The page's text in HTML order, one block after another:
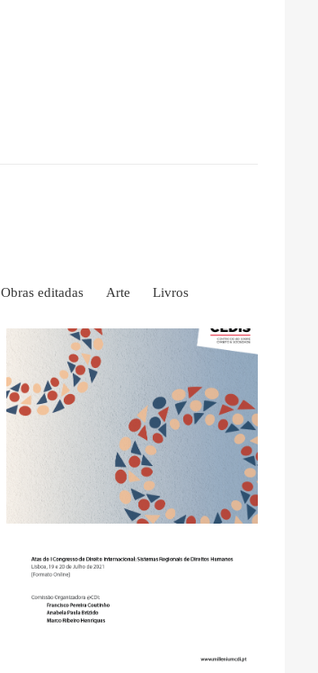
Obras editadas Arte Livros
Francisco Pereira
Coutinho, Anabela Paula
Brízido, Marco Ribeiro
Henriques: Atas do I
Internacional: Sistemas
Regionais de Direitos
Humanos
FULL TEXT AVAILABLE -
CLICK HERE FOR OPEN